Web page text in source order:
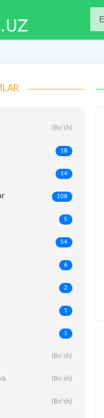
(Bo'sh)
18
14
108
5
54
6
2
1
1
(Bo'sh)
(Bo'sh)
(Bo'sh)